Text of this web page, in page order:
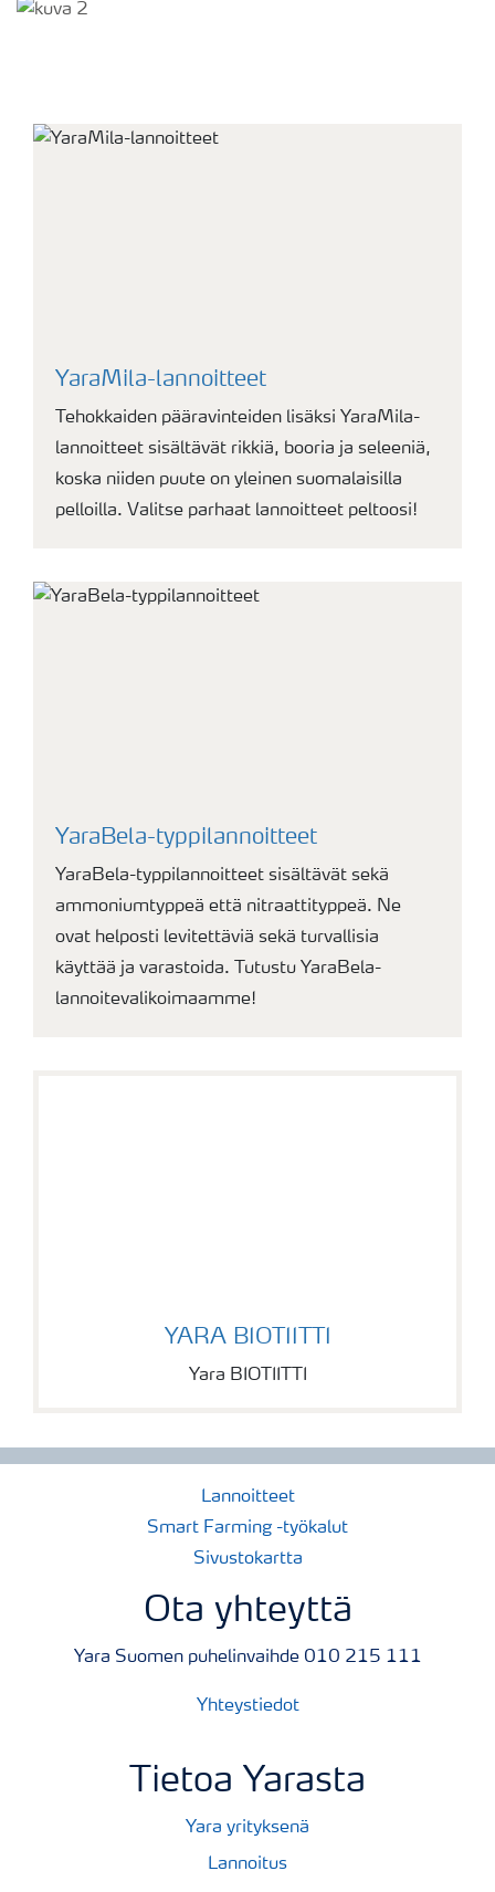
YaraMila-lannoitteet
Tehokkaiden pääravinteiden lisäksi YaraMila-
lannoitteet sisältävät rikkiä, booria ja seleeniä,
koska niiden puute on yleinen suomalaisilla
pelloilla. Valitse parhaat lannoitteet peltoosi!
YaraBela-typpilannoitteet
YaraBela-typpilannoitteet sisältävät sekä
ammoniumtyppeä että nitraattityppeä. Ne
ovat helposti levitettäviä sekä turvallisia
käyttää ja varastoida. Tutustu YaraBela-
lannoitevalikoimaamme!
YARA BIOTIITTI
YARA BIOTIITTI
Yara BIOTIITTI
Lannoitteet
Smart Farming -työkalut
Sivustokartta
Ota yhteyttä
Yara Suomen puhelinvaihde 010 215 111
Yhteystiedot
Tietoa Yarasta
Yara yrityksenä
Lannoitus